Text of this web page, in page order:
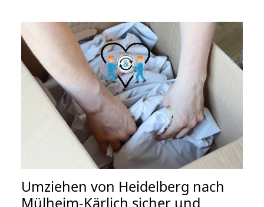
Umziehen von Heidelberg nach
Mülheim-Kärlich sicher und